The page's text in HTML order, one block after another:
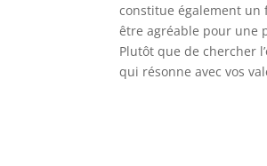
constitue également un
être agréable pour une
Plutôt que de chercher
qui résonne avec vos